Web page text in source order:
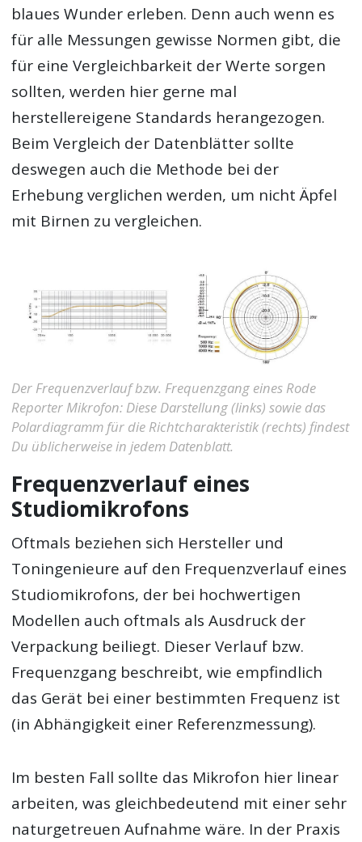
blaues Wunder erleben. Denn auch wenn es
für alle Messungen gewisse Normen gibt, die
für eine Vergleichbarkeit der Werte sorgen
sollten, werden hier gerne mal
herstellereigene Standards herangezogen.
Beim Vergleich der Datenblätter sollte
deswegen auch die Methode bei der
Erhebung verglichen werden, um nicht Äpfel
mit Birnen zu vergleichen.
Der Frequenzverlauf bzw. Frequenzgang eines Rode
Reporter Mikrofon: Diese Darstellung (links) sowie das
Polardiagramm für die Richtcharakteristik (rechts) findest
Du üblicherweise in jedem Datenblatt.
Frequenzverlauf eines
Studiomikrofons
Oftmals beziehen sich Hersteller und
Toningenieure auf den Frequenzverlauf eines
Studiomikrofons, der bei hochwertigen
Modellen auch oftmals als Ausdruck der
Verpackung beiliegt. Dieser Verlauf bzw.
Frequenzgang beschreibt, wie empfindlich
das Gerät bei einer bestimmten Frequenz ist
(in Abhängigkeit einer Referenzmessung).
Im besten Fall sollte das Mikrofon hier linear
arbeiten, was gleichbedeutend mit einer sehr
naturgetreuen Aufnahme wäre. In der Praxis